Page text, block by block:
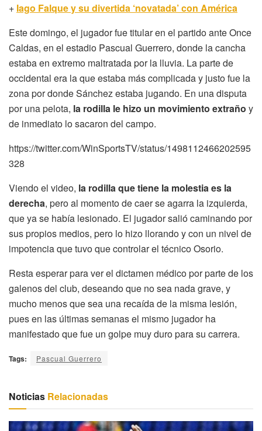
+ Iago Falque y su divertida ‘novatada’ con América
Este domingo, el jugador fue titular en el partido ante Once
Caldas, en el estadio Pascual Guerrero, donde la cancha
estaba en extremo maltratada por la lluvia. La parte de
occidental era la que estaba más complicada y justo fue la
zona por donde Sánchez estaba jugando. En una disputa
por una pelota, la rodilla le hizo un movimiento extraño y
de inmediato lo sacaron del campo.
https://twitter.com/WinSportsTV/status/1498112466202595
328
Viendo el video, la rodilla que tiene la molestia es la
derecha, pero al momento de caer se agarra la izquierda,
que ya se había lesionado. El jugador salió caminando por
sus propios medios, pero lo hizo llorando y con un nivel de
impotencia que tuvo que controlar el técnico Osorio.
Resta esperar para ver el dictamen médico por parte de los
galenos del club, deseando que no sea nada grave, y
mucho menos que sea una recaída de la misma lesión,
pues en las últimas semanas el mismo jugador ha
manifestado que fue un golpe muy duro para su carrera.
Tags: Pascual Guerrero
Noticias Relacionadas